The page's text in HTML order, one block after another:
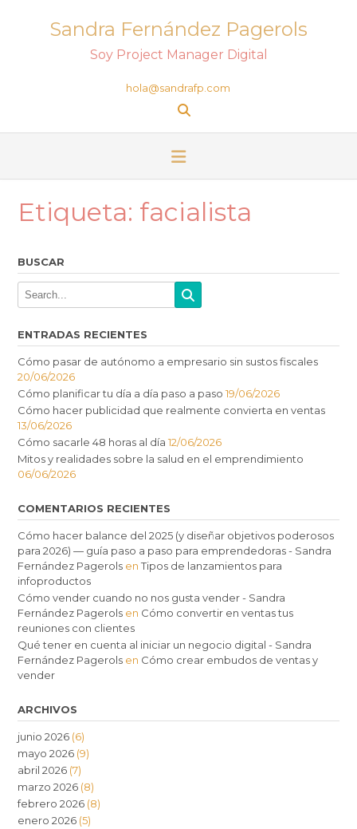
Sandra Fernández Pagerols
Soy Project Manager Digital
hola@sandrafp.com
Etiqueta: facialista
BUSCAR
ENTRADAS RECIENTES
Cómo pasar de autónomo a empresario sin sustos fiscales
20/06/2026
Cómo planificar tu día a día paso a paso 19/06/2026
Cómo hacer publicidad que realmente convierta en ventas
13/06/2026
Cómo sacarle 48 horas al día 12/06/2026
Mitos y realidades sobre la salud en el emprendimiento
06/06/2026
COMENTARIOS RECIENTES
Cómo hacer balance del 2025 (y diseñar objetivos poderosos
para 2026) — guía paso a paso para emprendedoras - Sandra
Fernández Pagerols enTipos de lanzamientos para
infoproductos
Cómo vender cuando no nos gusta vender - Sandra
Fernández Pagerols en Cómo convertir en ventas tus
reuniones con clientes
Qué tener en cuenta al iniciar un negocio digital - Sandra
Fernández Pagerols en Cómo crear embudos de ventas y
vender
ARCHIVOS
junio 2026 (6)
mayo 2026 (9)
abril 2026 (7)
marzo 2026 (8)
febrero 2026 (8)
enero 2026 (5)